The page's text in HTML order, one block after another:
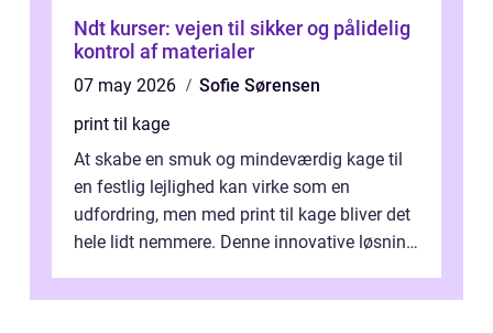
Ndt kurser: vejen til sikker og pålidelig
kontrol af materialer
07 may 2026
Sofie Sørensen
print til kage
At skabe en smuk og mindeværdig kage til
en festlig lejlighed kan virke som en
udfordring, men med print til kage bliver det
hele lidt nemmere. Denne innovative løsning